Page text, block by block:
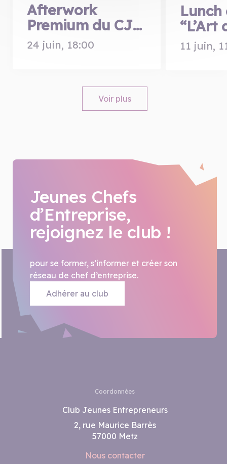
Afterwork
Premium du CJE
– Summer
Edition
24 juin, 18:00
Lunch
“L’Art
60
11 juin,
Voir plus
Jeunes Chefs
d’Entreprise,
rejoignez le club !
pour se former, s’informer et créer son
réseau de chef d’entreprise.
Adhérer au club
Coordonnées
Club Jeunes Entrepreneurs
2, rue Maurice Barrès
57000 Metz
Nous contacter